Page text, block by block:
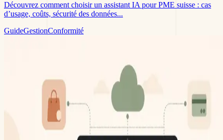
Découvrez comment choisir un assistant IA pour PME suisse : cas
d’usage, coûts, sécurité des données...
GuideGestionConformité